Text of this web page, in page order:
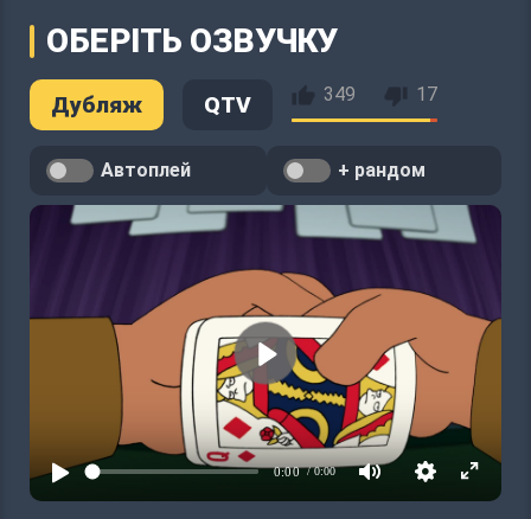
ОБЕРІТЬ ОЗВУЧКУ
Дубляж QTV 349 17
Автоплей + рандом